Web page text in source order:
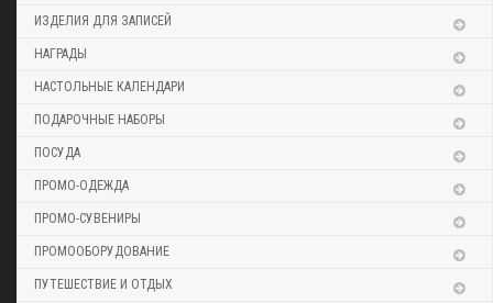
ИЗДЕЛИЯ ДЛЯ ЗАПИСЕЙ
НАГРАДЫ
НАСТОЛЬНЫЕ КАЛЕНДАРИ
ПОДАРОЧНЫЕ НАБОРЫ
ПОСУДА
ПРОМО-ОДЕЖДА
ПРОМО-СУВЕНИРЫ
ПРОМООБОРУДОВАНИЕ
ПУТЕШЕСТВИЕ И ОТДЫХ